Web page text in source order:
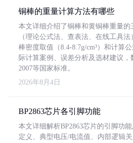
铜棒的重量计算方法有哪些
本文详细介绍了铜棒和黄铜棒重量的
（理论公式法、查表法、在线工具
棒密度取值（8.4-8.7g/cm³）和计算
际计算案例、误差分析及选材建议，
2007等国家标准。
2026年8月4日
BP2863芯片各引脚功能
本文详细解析BP2863芯片的引脚功
定义、典型电压/电流值、内部逻辑